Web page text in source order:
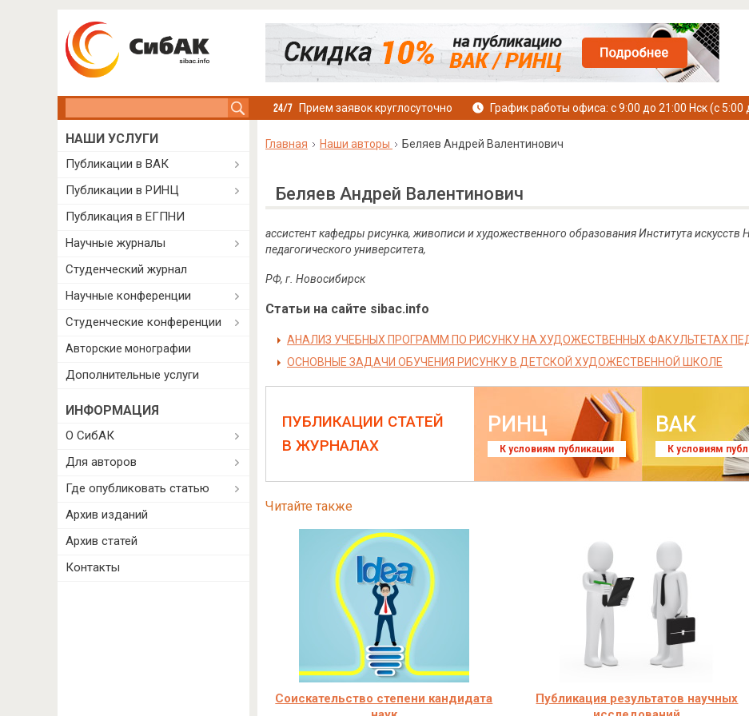
Прием заявок круглосуточно График работы офиса: с 9:00 до 21:00 Нск (с 5:00
Главная Наши авторы Беляев Андрей Валентинович
Беляев Андрей Валентинович
ассистент кафедры рисунка, живописи и художественного образования Института искусств
педагогического университета,
РФ, г. Новосибирск
Статьи на сайте sibac.info
АНАЛИЗ УЧЕБНЫХ ПРОГРАММ ПО РИСУНКУ НА ХУДОЖЕСТВЕННЫХ ФАКУЛЬТЕТАХ
ОСНОВНЫЕ ЗАДАЧИ ОБУЧЕНИЯ РИСУНКУ В ДЕТСКОЙ ХУДОЖЕСТВЕННОЙ ШКОЛЕ
ПУБЛИКАЦИИ СТАТЕЙ
В ЖУРНАЛАХ
РИНЦ
К условиям публикации
ВАК
К условиям
Читайте также
Соискательство степени кандидата
Публикация результатов научных
НАШИ УСЛУГИ
Публикации в ВАК
Публикации в РИНЦ
Публикация в ЕГПНИ
Научные журналы
Студенческий журнал
Научные конференции
Студенческие конференции
Авторские монографии
Дополнительные услуги
ИНФОРМАЦИЯ
О СибАК
Для авторов
Где опубликовать статью
Архив изданий
Архив статей
Контакты